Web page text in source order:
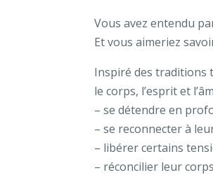
Vous avez entendu
Et vous aimeriez
Inspiré des traditions
le corps, l’esprit et
– se détendre en
– se reconnecter à
– libérer certains
– réconcilier leur